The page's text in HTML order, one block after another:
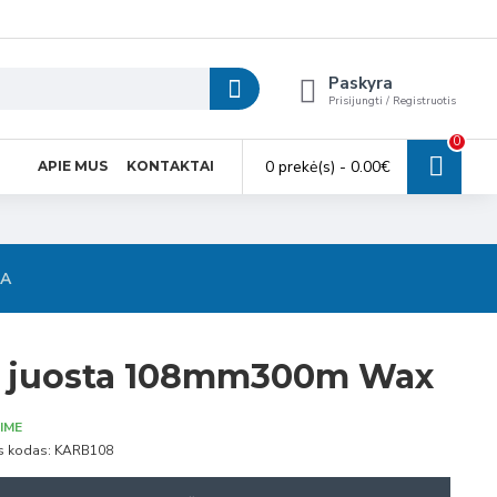
Paskyra
Prisijungti / Registruotis
APIE MUS KONTAKTAI 0 prekė(s) - 0.00€
0
108mm300m Wax
kodas: KARB108